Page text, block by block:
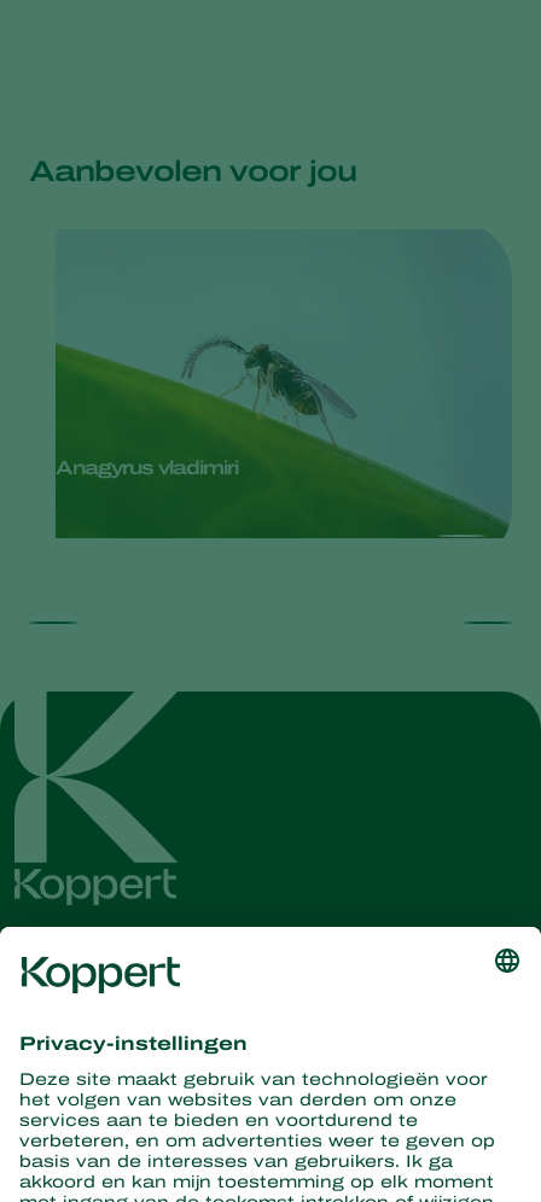
Aanbevolen voor jou
Anagyrus vladimiri
Ontvang het laatste nieuws en
informatie
Hier aanmelden
Partners with Nature